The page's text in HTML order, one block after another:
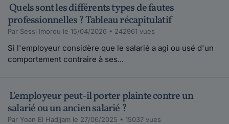
Quels sont les différents types de fautes
professionnelles ? Tableau récapitulatif
Par Sessi Imorou le 15/04/2026 • 242961 vues
Si l'employeur considère que le salarié a agi ou usé d'un
comportement contraire à ses...
L'employeur peut-il porter plainte contre un
salarié ou un ancien salarié ?
Par Yoan El Hadjjam le 27/06/2025 • 15037 vues